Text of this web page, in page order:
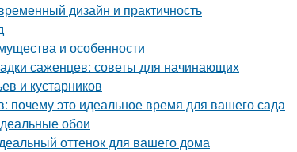
дизайн и практичность
и особенности
саженцев: советы для начинающих
и кустарников
почему это идеальное время для вашего сада
обои
оттенок для вашего дома